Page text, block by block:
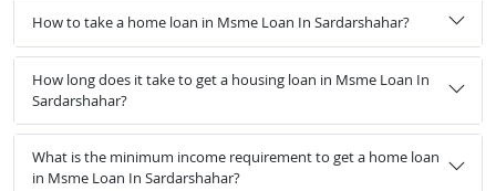
How to take a home loan in Msme Loan In Sardarshahar?
How long does it take to get a housing loan in Msme Loan In
Sardarshahar?
What is the minimum income requirement to get a home loan
in Msme Loan In Sardarshahar?